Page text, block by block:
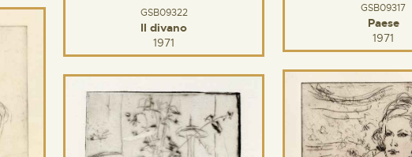
GSB09317
Paese
1971
GSB09322
Il divano
1971